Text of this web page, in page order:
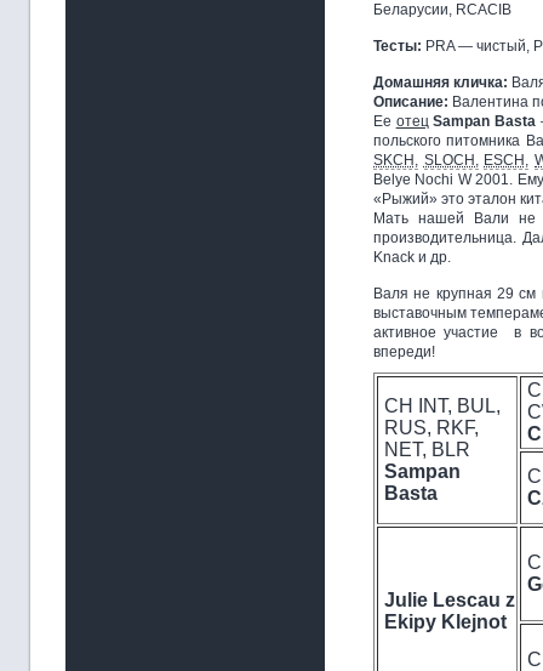
Беларусии, RCACIB
Тесты: PRA — чистый,
Домашняя кличка:
Описание: Валентина
Ее отец Sampan Basta
польского питомника
SKCH, SLOCH, ESCH,
Belye Nochi W 2001.
«Рыжий» это эталон
Мать нашей Вали не
производительница.
Knack и др.
Валя не крупная 29 см
выставочным
активное участие в
впереди!
CH INT, BUL,
RUS, RKF,
NET, BLR
Sampan
Basta
Julie Lescau z
Ekipy Klejnot